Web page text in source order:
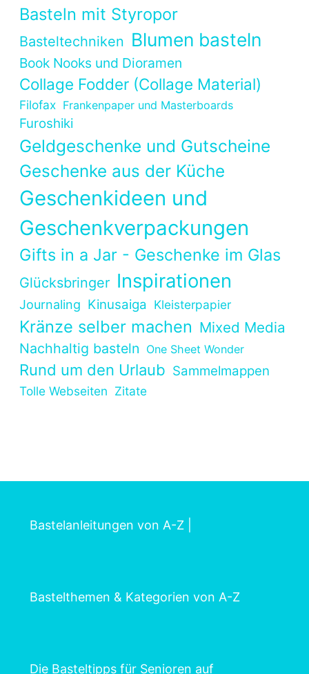
Basteln mit Styropor
Basteltechniken Blumen basteln
Book Nooks und Dioramen
Collage Fodder (Collage Material)
Filofax Frankenpaper und Masterboards
Furoshiki
Geldgeschenke und Gutscheine
Geschenke aus der Küche
Geschenkideen und
Geschenkverpackungen
Gifts in a Jar - Geschenke im Glas
Glücksbringer Inspirationen
Journaling Kinusaiga Kleisterpapier
Kränze selber machen Mixed Media
Nachhaltig basteln One Sheet Wonder
Rund um den Urlaub Sammelmappen
Tolle Webseiten Zitate
Bastelanleitungen von A-Z
Bastelthemen & Kategorien von A-Z
Die Basteltipps für Senioren auf